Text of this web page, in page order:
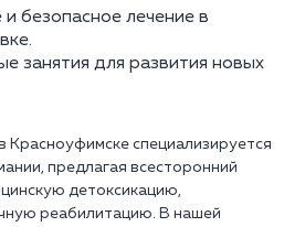
безопасное лечение в
занятия для развития новых
Красноуфимске специализируется
предлагая всесторонний
детоксикацию,
реабилитацию. В нашей